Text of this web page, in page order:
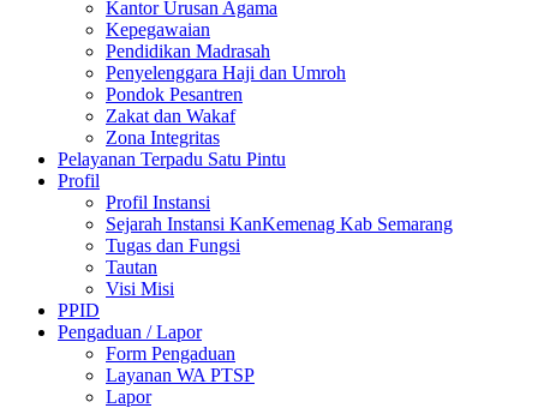
Kantor Urusan Agama
Kepegawaian
Pendidikan Madrasah
Penyelenggara Haji dan Umroh
Pondok Pesantren
Zakat dan Wakaf
Zona Integritas
Pelayanan Terpadu Satu Pintu
Profil
Profil Instansi
Sejarah Instansi KanKemenag Kab Semarang
Tugas dan Fungsi
Tautan
Visi Misi
PPID
Pengaduan / Lapor
Form Pengaduan
Layanan WA PTSP
Lapor